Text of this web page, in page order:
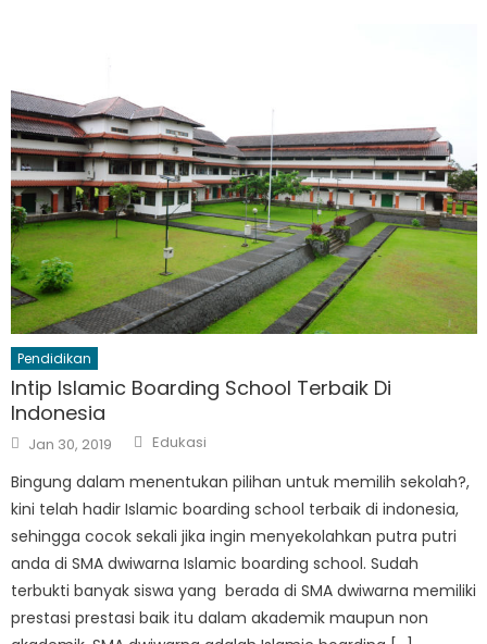
Pendidikan
Intip Islamic Boarding School Terbaik Di
Indonesia
Posted
on
Jan 30, 2019 Author
Edukasi
Bingung dalam menentukan pilihan untuk memilih sekolah?,
kini telah hadir Islamic boarding school terbaik di indonesia,
sehingga cocok sekali jika ingin menyekolahkan putra putri
anda di SMA dwiwarna Islamic boarding school. Sudah
terbukti banyak siswa yang berada di SMA dwiwarna memiliki
prestasi prestasi baik itu dalam akademik maupun non